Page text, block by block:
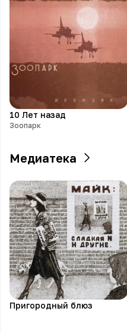
10 Лет назад
Зоопарк
Медиатека
Пригородный блюз